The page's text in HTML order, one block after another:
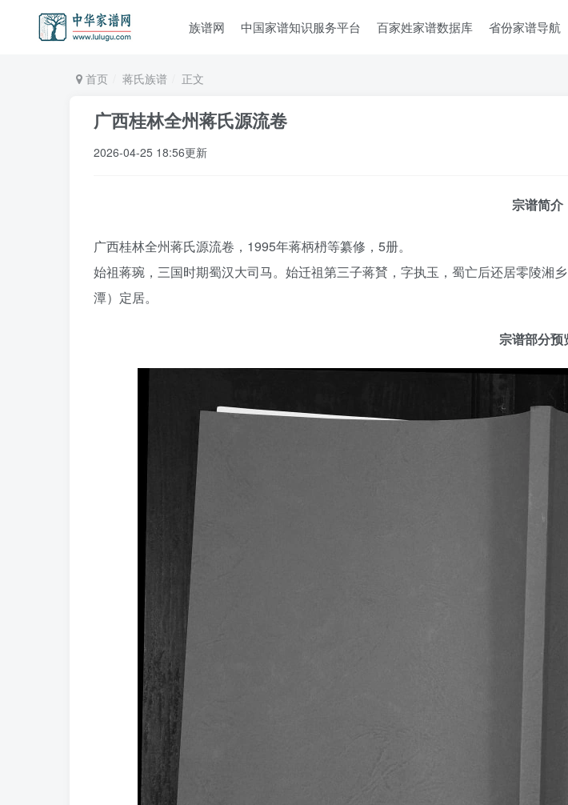
族谱网 中国家谱知识服务平台 百家姓家谱数据库 省份家谱导航
首页 蒋氏族谱 正文
广西桂林全州蒋氏源流卷
2026-04-25 18:56更新
宗谱简介
广西桂林全州蒋氏源流卷，1995年蒋柄枬等纂修，5册。
始祖蒋琬，三国时期蜀汉大司马。始迁祖第三子蒋䝺，字执玉，蜀亡后还居零陵湘
潭）定居。
宗谱部分预